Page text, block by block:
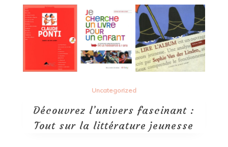
Uncategorized
Découvrez l’univers fascinant :
Tout sur la littérature jeunesse